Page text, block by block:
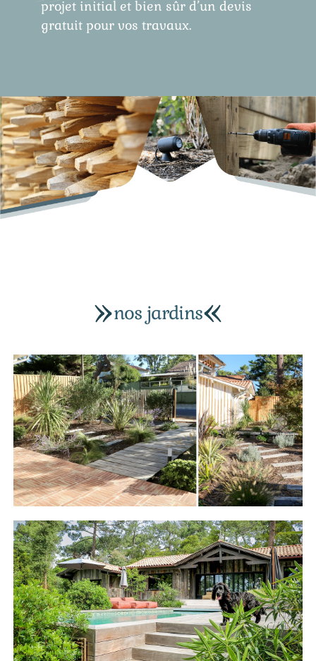
projet initial et bien sûr d’un devis
gratuit pour vos travaux.
nos jardins